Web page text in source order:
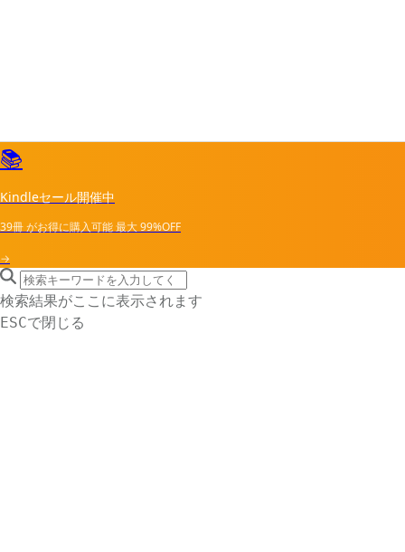
📚
Kindleセール開催中
39冊がお得に購入可能最大99%OFF
→
search icon
サイト内検索
検索結果がここに表示されます
ESCで閉じる